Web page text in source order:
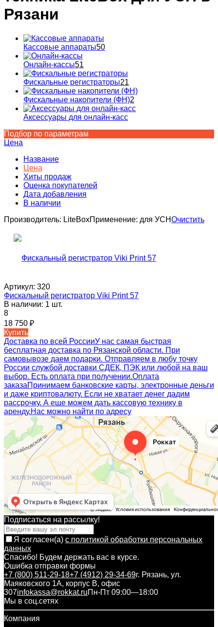
Рязани
Кассовые аппараты50
Онлайн-кассы51
Фискальные регистраторы21
Фискальные накопители (ФН)2
Аксессуары для онлайн-касс
Подбор по параметрам
Цена
Название
Цена
Хиты продаж
Оценка покупателей
Дата добавления
В наличии
Производитель: LiteBoxПрименение: для УСНОчистить
Артикул: 320
Фискальный регистратор Viki Print 57
В наличии: 1 шт.
8
18 750 ₽
Купить
Доставка по всей РоссииУ нас самая быстрая
бесплатная доставка по Рязанской области. При
самовывозе даем подарки. Отправляем в любу точку
России службой доставки СДЕК, ПЭК или любой на ваш
выбор. Есть оплата при получении.Оплата
заказаПринимаем банковские карты, электронные деньги
и даже криптовалюту. Если не хватает денег дадим
рассрочку. А еще можем дать кассовую технику в
аренду.Нас можно найти по адресу
Подписаться на рассылкy!
Я согласен(a) с политикой обработки персональных
данных
Спасибо! Будем держать вас в курсе.
Ошибка отправки формы
+7 (800) 511-29-18+7 (4912) 29-34-69г. Рязань, ул.
Маяковского 1А, корпус B, офис
307infokassa@rokkat.ruПн-Пт 09:00—18:00
Мы в соц.сетях
Компания